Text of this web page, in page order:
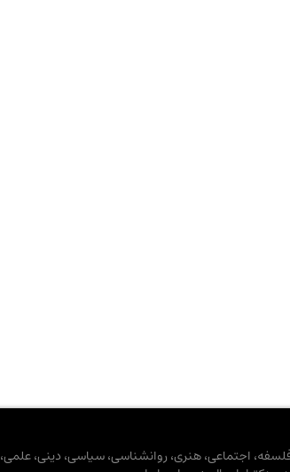
فلسفه، اجتماعی، هنری، روانشناسی، سیاسی، دینی، علمی،